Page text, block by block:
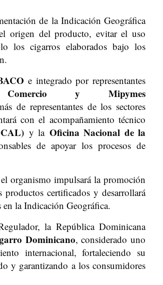
de la Indicación Geográfica
origen del producto, evitar el uso
los cigarros elaborados bajo los
e integrado por representantes
y Mipymes
de representantes de los sectores
con el acompañamiento técnico
y la Oficina Nacional de la
de apoyar los procesos de
organismo impulsará la promoción
certificados y desarrollará
en la Indicación Geográfica.
la República Dominicana
Dominicano, considerado uno
internacional, fortaleciendo su
y garantizando a los consumidores